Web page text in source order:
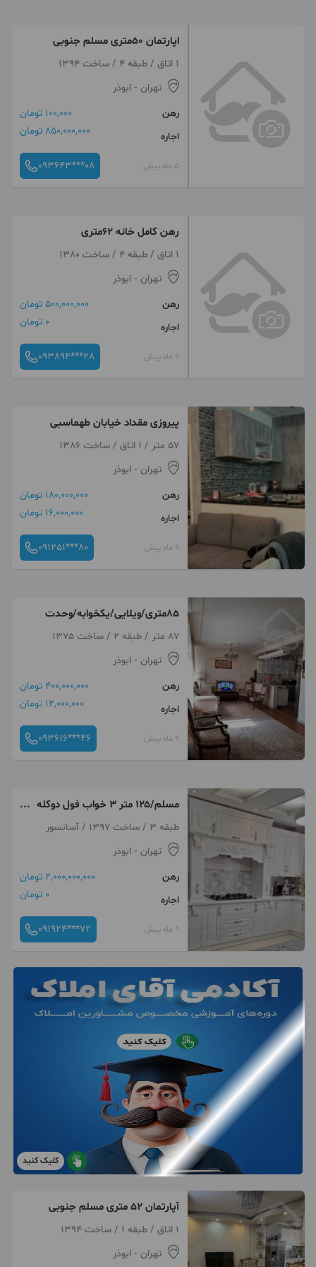
اپارتمان ۵۰متری مسلم جنوبی
1 اتاق / طبقه 4 / ساخت 1394
تهران - ابوذر
رهن
100,000 تومان
اجاره
850,000,000 تومان
5 ماه پیش 093643***08
رهن کامل خانه ۶۲متری
1 اتاق / طبقه 4 / ساخت 1380
تهران - ابوذر
رهن
500,000,000 تومان
اجاره
0 تومان
9 ماه پیش 093894***28
پیروزی مقداد خیابان طهماسبی
57 متر / 1 اتاق / ساخت 1386
تهران - ابوذر
رهن
180,000,000 تومان
اجاره
16,000,000 تومان
9 ماه پیش 091251***80
۸۵متری/ویلایی/یکخوابه/وحدت
87 متر / طبقه 2 / ساخت 1375
تهران - ابوذر
رهن
400,000,000 تومان
اجاره
12,000,000 تومان
9 ماه پیش 093616***46
مسلم/۱۲۵ متر ۳ خواب فول دوکله
(مهدوی)
طبقه 3 / ساخت 1397 / آسانسور
تهران - ابوذر
رهن
2,000,000,000 تومان
اجاره
0 تومان
9 ماه پیش 091924***72
کلیک کنید
آپارتمان ۵۲ متری مسلم جنوبی
1 اتاق / طبقه 1 / ساخت 1394
تهران - ابوذر